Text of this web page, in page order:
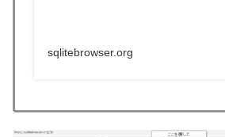
sqlitebrowser.org